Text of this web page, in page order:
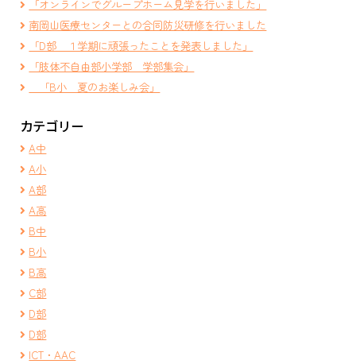
「オンラインでグループホーム見学を行いました」
南岡山医療センターとの合同防災研修を行いました
「D部 １学期に頑張ったことを発表しました」
「肢体不自由部小学部 学部集会」
「B小 夏のお楽しみ会」
カテゴリー
A中
A小
A部
A高
B中
B小
B高
C部
D部
D部
ICT・AAC